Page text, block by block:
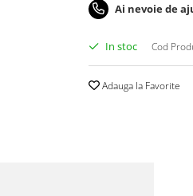
Ai nevoie de
In stoc Cod
Adauga la Favorite